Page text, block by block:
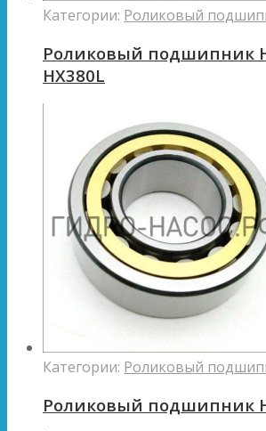
Категории: Роликовый
Роликовый подшипник
HX380L
Категории: Роликовый
Роликовый подшипник